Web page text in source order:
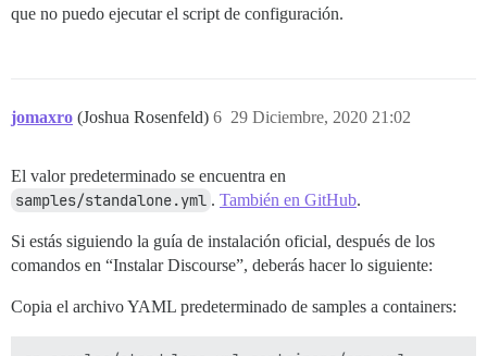
que no puedo ejecutar el script de configuración.
jomaxro (Joshua Rosenfeld) 29 Diciembre, 2020 21:02
6
El valor predeterminado se encuentra en
samples/standalone.yml . También en GitHub.
Si estás siguiendo la guía de instalación oficial, después de los
comandos en “Instalar Discourse”, deberás hacer lo siguiente:
Copia el archivo YAML predeterminado de samples a containers: